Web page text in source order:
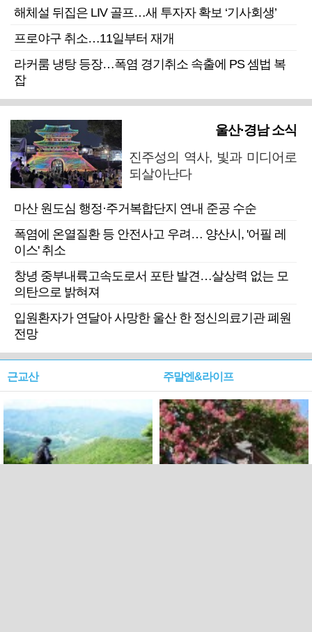
해체설 뒤집은 LIV 골프…새 투자자 확보 ‘기사회생’
프로야구 취소…11일부터 재개
라커룸 냉탕 등장…폭염 경기취소 속출에 PS 셈법 복
잡
울산·경남 소식
진주성의 역사, 빛과 미디어로
되살아난다
마산 원도심 행정·주거복합단지 연내 준공 수순
폭염에 온열질환 등 안전사고 우려… 양산시, '어필 레
이스' 취소
창녕 중부내륙고속도로서 포탄 발견…살상력 없는 모
의탄으로 밝혀져
입원환자가 연달아 사망한 울산 한 정신의료기관 폐원
전망
근교산 주말엔&라이프